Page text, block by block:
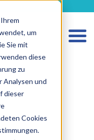
um
Sie mit
diese
zu
Analysen und
dieser
Cookies